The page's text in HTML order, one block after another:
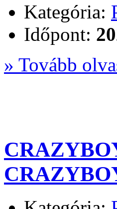
Kategória:
Időpont:
» Tovább